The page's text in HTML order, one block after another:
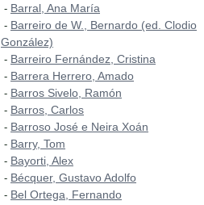
- Barral, Ana María
- Barreiro de W., Bernardo (ed. Clodio
González)
- Barreiro Fernández, Cristina
- Barrera Herrero, Amado
- Barros Sivelo, Ramón
- Barros, Carlos
- Barroso José e Neira Xoán
- Barry, Tom
- Bayorti, Alex
- Bécquer, Gustavo Adolfo
- Bel Ortega, Fernando